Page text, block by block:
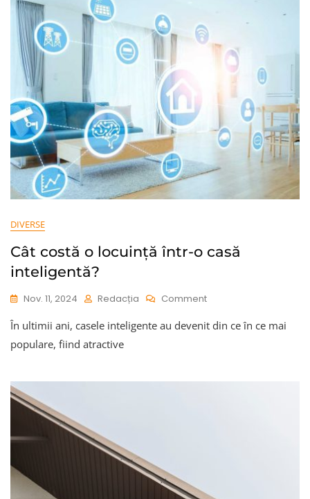
Rentabilă
Un
DIVERSE
Cât costă o locuință într-o casă
inteligentă?
Nov. 11, 2024 Redacția CommentOn
Costă
O
În ultimii ani, casele inteligente au devenit din ce în ce mai
populare, fiind atractive